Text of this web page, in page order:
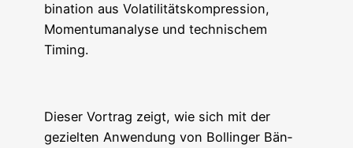
bi­na­ti­on aus Vola­ti­li­täts­kom­pres­si­on,
Momen­tum­ana­ly­se und tech­ni­schem
Timing.
Die­ser Vor­trag zeigt, wie sich mit der
geziel­ten Anwen­dung von Bol­lin­ger Bän­